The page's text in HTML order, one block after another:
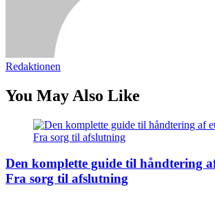
Redaktionen
You May Also Like
Den komplette guide til håndtering
Fra sorg til afslutning